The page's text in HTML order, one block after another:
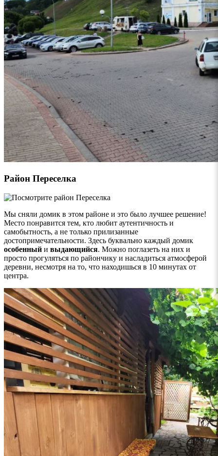
Район Переселка
Мы сняли домик в этом районе и это было лучшее решение!
Место понравится тем, кто любит аутентичность и
самобытность, а не только прилизанные
достопримечательности. Здесь буквально каждый домик
особенный и выдающийся. Можно поглазеть на них и
просто прогуляться по райончику и насладиться атмосферой
деревни, несмотря на то, что находишься в 10 минутах от
центра.